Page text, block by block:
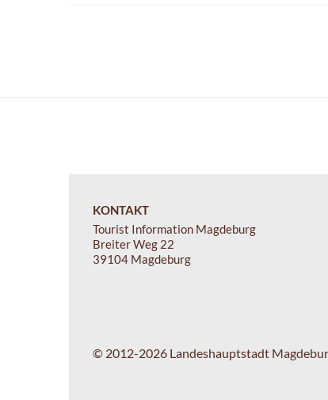
KONTAKT
Tourist Information Magdeburg
Breiter Weg 22
39104 Magdeburg
© 2012-2026 Landeshauptstadt